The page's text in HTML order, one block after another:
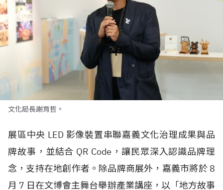
文化局長謝育哲。
展區中央 LED 影像裝置串聯嘉義文化治理成果與品
牌故事，並結合 QR Code ，讓民眾深入認識品牌理
念，支持在地創作者。除品牌商展外，嘉義市將於 8
月 7 日在文博會主舞台舉辦產業講座，以「地方故事